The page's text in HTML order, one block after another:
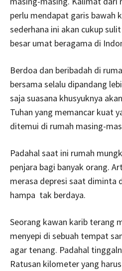
perlu mendapat garis bawah
sederhana ini akan cukup
besar umat beragama di
Berdoa dan beribadah di
bersama selalu dipandang
saja suasana khusyuknya
Tuhan yang memancar kuat
ditemui di rumah masing-
Padahal saat ini rumah
penjara bagi banyak orang.
merasa depresi saat diminta
hampa tak berdaya.
Seorang kawan karib terang
menyepi di sebuah tempat
agar tenang. Padahal
Ratusan kilometer yang